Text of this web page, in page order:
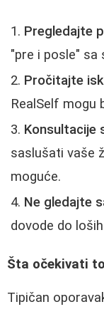
Pregledajte
"pre i posle" sa
Pročitajte
RealSelf mogu
Konsultacije
saslušati vaše
moguće.
Ne gledajte
dovode do
Šta očekivati
Tipičan